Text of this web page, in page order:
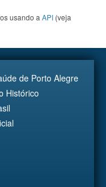
usando a API (veja
de Porto Alegre
Histórico